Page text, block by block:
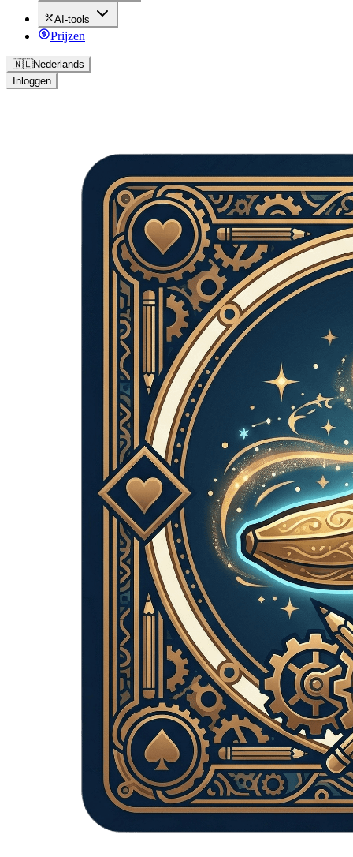
AI-tools
Prijzen
🇳🇱Nederlands
Inloggen